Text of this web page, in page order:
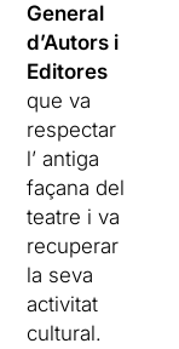
General
d’Autors i
Editores
que va
respectar
l’ antiga
façana del
teatre i va
recuperar
la seva
activitat
cultural.